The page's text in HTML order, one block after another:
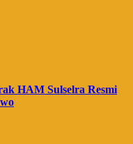
HAM Sulselra Resmi